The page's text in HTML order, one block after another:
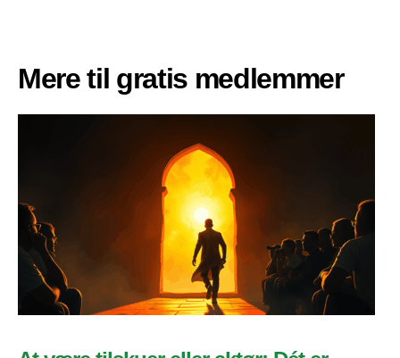
Mere til gratis medlemmer